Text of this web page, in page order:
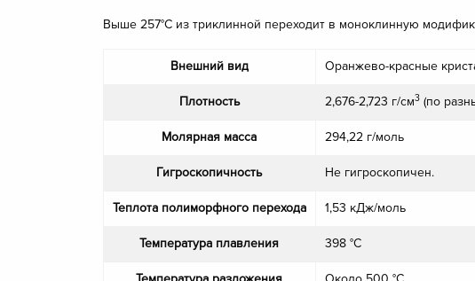
Выше 257°С из триклинной переходит в моноклинную
Внешний вид Оранжево-красные
Плотность 2,676-2,723 г/см3(по
Молярная масса 294,22 г/моль
Гигроскопичность Не гигроскопичен.
Теплота полиморфного перехода 1,53 кДж/моль
Температура плавления 398 °С